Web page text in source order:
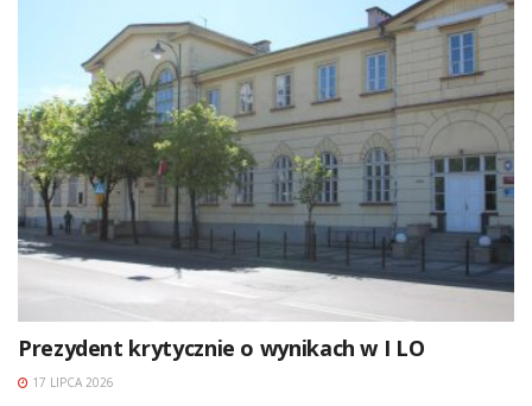
Prezydent krytycznie o wynikach w I LO
17 LIPCA 2026